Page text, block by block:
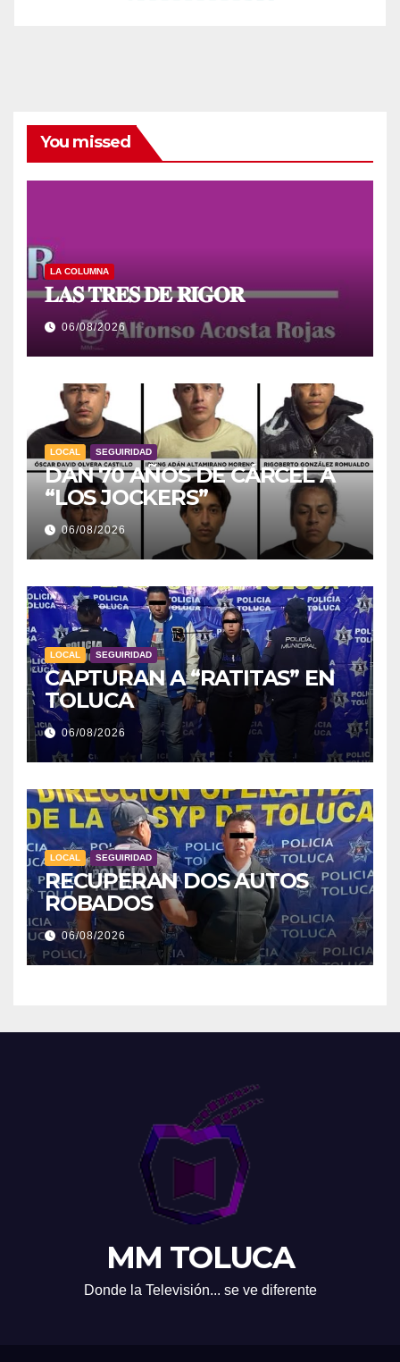
You missed
LA COLUMNA
𝐋𝐀𝐒 𝐓𝐑𝐄𝐒 𝐃𝐄 𝐑𝐈𝐆𝐎𝐑
06/08/2026
LOCAL SEGUIRIDAD
DAN 70 AÑOS DE CÁRCEL A
“LOS JOCKERS”
06/08/2026
LOCAL SEGUIRIDAD
CAPTURAN A “RATITAS” EN
TOLUCA
06/08/2026
LOCAL SEGUIRIDAD
RECUPERAN DOS AUTOS
ROBADOS
06/08/2026
MM TOLUCA
Donde la Televisión... se ve diferente